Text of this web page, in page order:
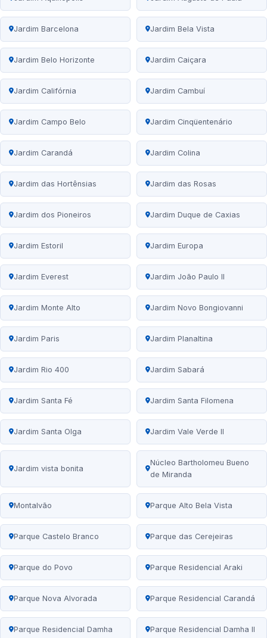
Jardim Barcelona Jardim Bela Vista
Jardim Belo Horizonte Jardim Caiçara
Jardim Califórnia Jardim Cambuí
Jardim Campo Belo Jardim Cinqüentenário
Jardim Carandá Jardim Colina
Jardim das Hortênsias Jardim das Rosas
Jardim dos Pioneiros Jardim Duque de Caxias
Jardim Estoril Jardim Europa
Jardim Everest Jardim João Paulo II
Jardim Monte Alto Jardim Novo Bongiovanni
Jardim Paris Jardim Planaltina
Jardim Rio 400 Jardim Sabará
Jardim Santa Fé Jardim Santa Filomena
Jardim Santa Olga Jardim Vale Verde II
Jardim vista bonita
Núcleo Bartholomeu Bueno
de Miranda
Montalvão Parque Alto Bela Vista
Parque Castelo Branco Parque das Cerejeiras
Parque do Povo Parque Residencial Araki
Parque Nova Alvorada Parque Residencial Carandá
Parque Residencial Damha Parque Residencial Damha II